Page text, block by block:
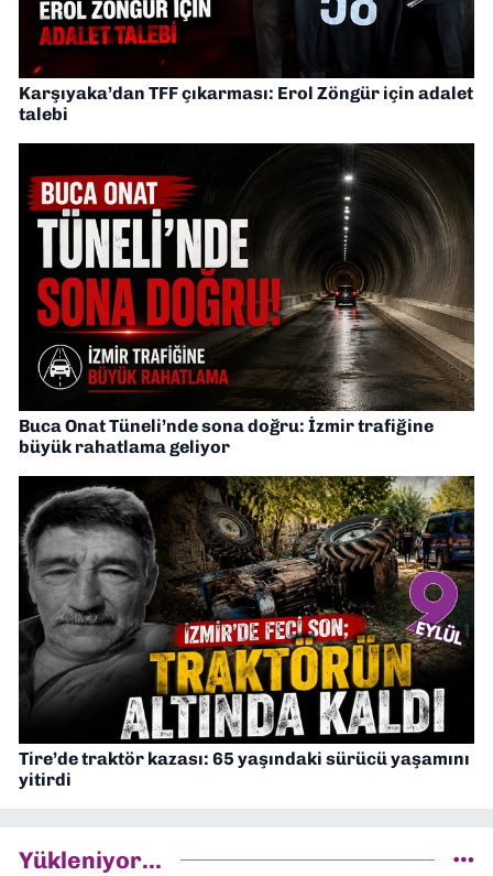
Karşıyaka’dan TFF çıkarması: Erol Zöngür için adalet
talebi
Buca Onat Tüneli’nde sona doğru: İzmir trafiğine
büyük rahatlama geliyor
Tire’de traktör kazası: 65 yaşındaki sürücü yaşamını
yitirdi
Yükleniyor...